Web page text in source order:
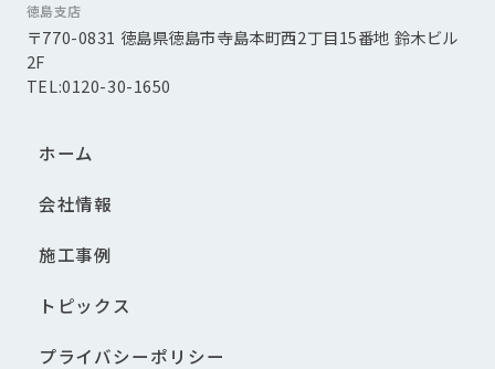
徳島支店
〒770-0831 徳島県徳島市寺島本町西2丁目15番地 鈴木ビル
2F
TEL:0120-30-1650
ホーム
会社情報
施工事例
トピックス
プライバシーポリシー